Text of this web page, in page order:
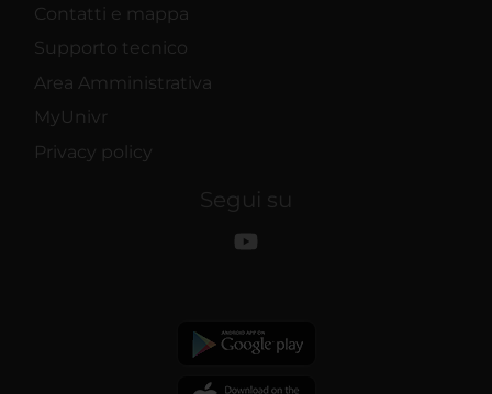
Contatti e mappa
Supporto tecnico
Area Amministrativa
MyUnivr
Privacy policy
Segui su